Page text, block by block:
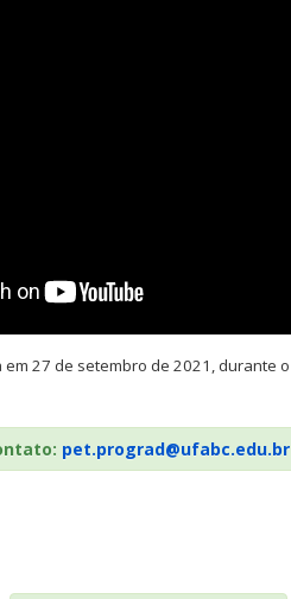
27 de setembro de 2021, durante o
pet.prograd@ufabc.edu.br